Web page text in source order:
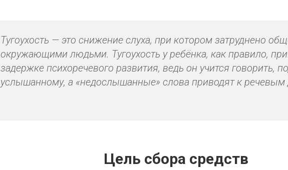
Тугоухость — это снижение слуха, при котором затруднено
окружающими людьми. Тугоухость у ребёнка, как правило,
задержке психоречевого развития, ведь он учится говорить,
услышанному, а «недослышанные» слова приводят к речевым
Цель сбора средств